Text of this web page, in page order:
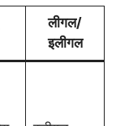
लीगल/
इलीगल